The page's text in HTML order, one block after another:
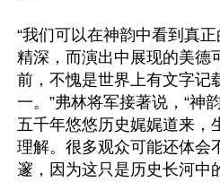
“我们可以在神韵中看到真
精深，而演出中展现的美德
前，不愧是世界上有文字记
一。”弗林将军接著说，“神
五千年悠悠历史娓娓道来，
理解。很多观众可能还体会
邃，因为这只是历史长河中